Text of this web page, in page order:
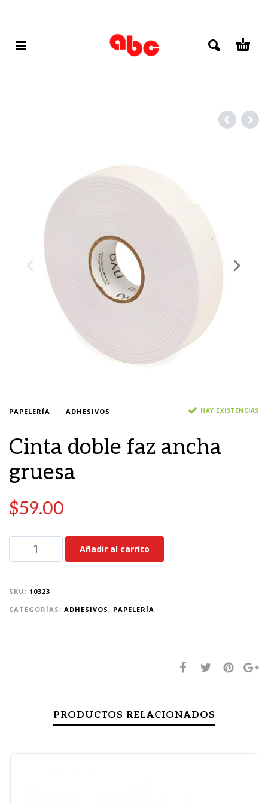
PAPELERÍA ADHESIVOS HAY EXISTENCIAS
Cinta doble faz ancha
gruesa
$59.00
Añadir al carrito
SKU: 10323
CATEGORÍAS: ADHESIVOS, PAPELERÍA
PRODUCTOS RELACIONADOS